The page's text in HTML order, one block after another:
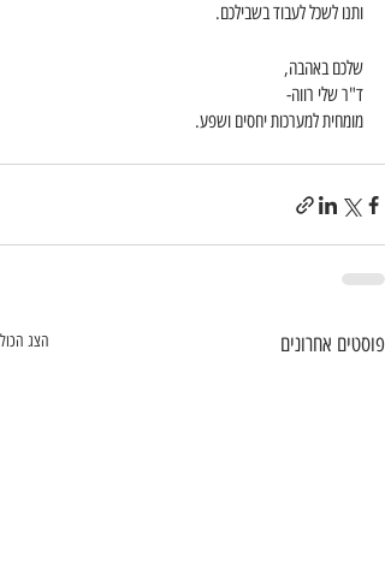
ותנו לשכל לעבוד בשבילכם.
שלכם באהבה,
ד"ר שלי רווה-
מומחית למערכות יחסים ושפע.
פוסטים אחרונים הצג הכול